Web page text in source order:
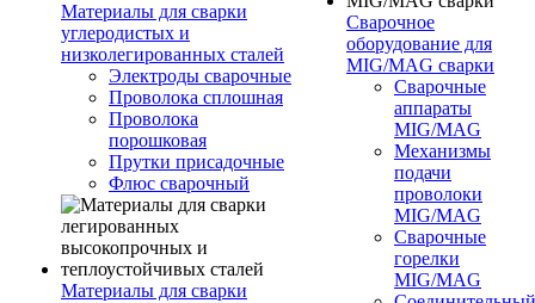
Материалы для сварки
углеродистых и
низколегированных сталей
Электроды сварочные
Проволока сплошная
Проволока
порошковая
Прутки присадочные
Флюс сварочный
Материалы для сварки
Сварочное
оборудование для
MIG/MAG сварки
Сварочные
аппараты
MIG/MAG
Механизмы
подачи
проволоки
MIG/MAG
Сварочные
горелки
MIG/MAG